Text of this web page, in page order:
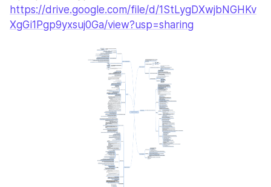
https://drive.google.com/file/d/1StLygDXwjbNGHKv
XgGi1Pgp9yxsuj0Ga/view?usp=sharing